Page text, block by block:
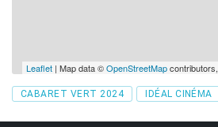
Leaflet | Map data ©OpenStreetMapcontributors,
Tags
CABARET VERT 2024 IDÉAL CINÉMA